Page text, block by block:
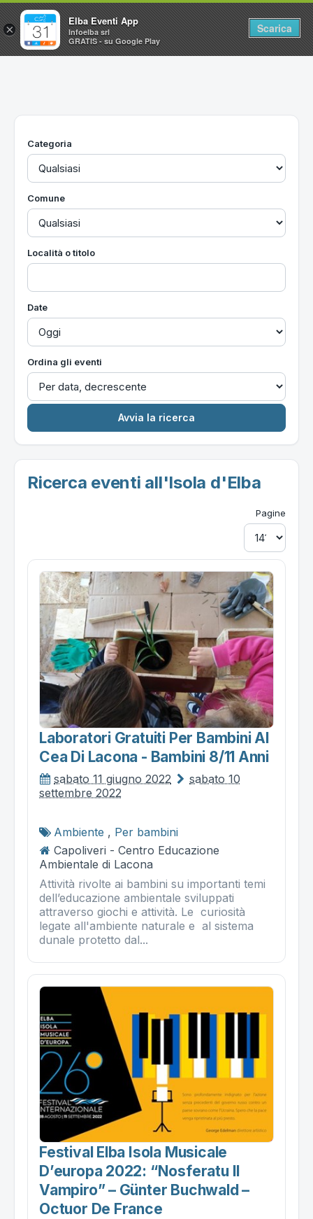
Home
Utilità
Categoria
Comune
Località o titolo
Date
Ordina gli eventi
Ricerca eventi all'Isola d'Elba
Pagine
Laboratori Gratuiti Per Bambini Al
Cea Di Lacona - Bambini 8/11 Anni
sabato 11 giugno 2022
sabato 10
settembre 2022
Ambiente , Per bambini
Capoliveri - Centro Educazione
Ambientale di Lacona
Attività rivolte ai bambini su importanti temi
dell’educazione ambientale sviluppati
attraverso giochi e attività. Le curiosità
legate all'ambiente naturale e al sistema
dunale protetto dal...
Festival Elba Isola Musicale
D’europa 2022: “nosferatu Il
Vampiro” – Günter Buchwald –
Octuor De France
×
Elba Eventi App
Infoelba srl
GRATIS - su Google Play
Scarica